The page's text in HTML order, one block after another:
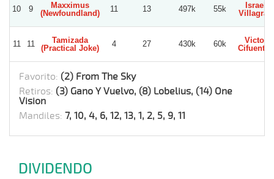
10 9
Maxximus
(Newfoundland)
11 13 497k 55k
Israel
Villagran
11 11
Tamizada
(Practical Joke)
4 27 430k 60k
Victor
Cifuentes
Favorito: (2) From The Sky
Retiros: (3) Gano Y Vuelvo, (8) Lobelius, (14) One
Vision
Mandiles: 7, 10, 4, 6, 12, 13, 1, 2, 5, 9, 11
DIVIDENDO